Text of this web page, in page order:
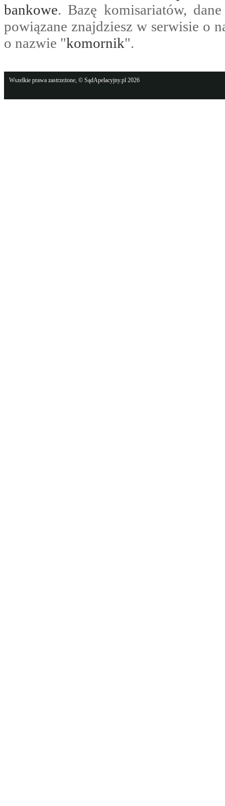
bankowe. Bazę komisariatów,
powiązane znajdziesz w serwisie o
o nazwie "komornik".
Wszelkie prawa zastrzeżone, © SądApelacyjny.pl 2026